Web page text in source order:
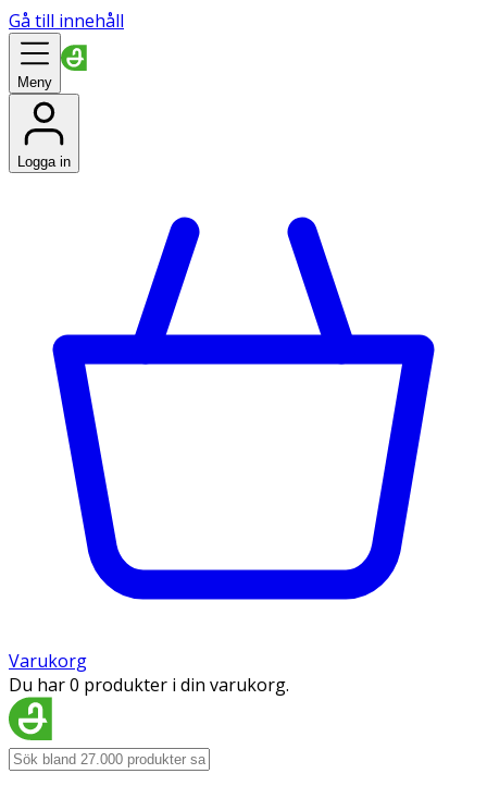
Gå till innehåll
Meny
Logga in
Varukorg
Du har 0 produkter i din varukorg.